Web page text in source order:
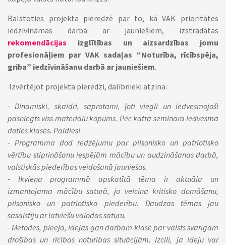
Balstoties projekta pieredzē par to, kā VAK prioritātes
iedzīvināmas darbā ar jauniešiem, izstrādātas
rekomendācijas izglītības un aizsardzības jomu
profesionāļiem par VAK sadaļas “Noturība, rīcībspēja,
griba” iedzīvināšanu darbā ar jauniešiem.
Izvērtējot projekta pieredzi, dalībnieki atzina:
- Dinamiski, skaidri, saprotami, ļoti viegli un iedvesmojoši
pasniegts viss materiālu kopums. Pēc katra semināra iedvesma
doties klasēs. Paldies!
- Programma dod redzējumu par pilsonisko un patriotisko
vērtību stiprināšanu iespējām mācību un audzināšanas darbā,
valstiskās piederības veidošanā jauniešos.
- Ikviena programmā apskatītā tēma ir aktuāla un
izmantojama mācību saturā, jo veicina kritisko domāšanu,
pilsonisko un patriotisko piederību. Daudzas tēmas jau
sasaistīju ar latviešu valodas saturu.
- Metodes, pieeja, idejas gan darbam klasē par valsts svarīgām
drošības un rīcības noturības situācijām. Izcili, ja ideju var